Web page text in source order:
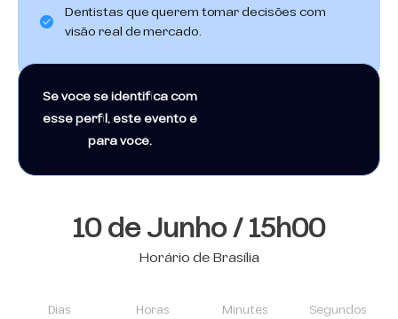
Dentistas que querem tomar decisões com
visão real de mercado.
Se você se identifica com
esse perfil, este evento é
para você.
10 de Junho / 15h00
Horário de Brasília
Dias Horas Minutes Segundos